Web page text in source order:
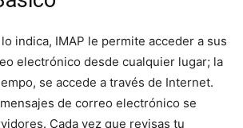
indica, IMAP le permite acceder a sus
electrónico desde cualquier lugar; la
se accede a través de Internet.
de correo electrónico se
Cada vez que revisas tu